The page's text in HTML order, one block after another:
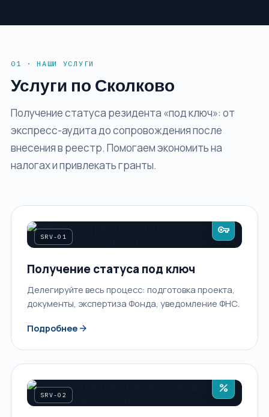
01 · НАШИ УСЛУГИ
Услуги по Сколково
Получение статуса резидента «под ключ»: от
экспресс-аудита до сопровождения после
внесения в реестр. Помогаем экономить на
налогах и привлекать гранты.
SRV-01 vpn_key
Получение статуса под ключ
Делегируйте весь процесс: подготовка проекта,
документы, экспертиза Фонда, уведомление ФНС.
Подробнее arrow_forward
SRV-02 percent